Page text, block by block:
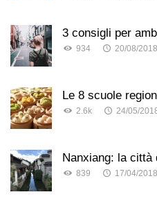
3 consigli per
934 20/08/2018
Le 8 scuole
2.6k 24/05/
Nanxiang: la città
839 17/04/2018